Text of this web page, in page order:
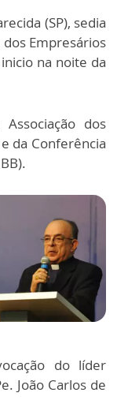
(SP), sedia
Empresários
na noite da
dos
da Conferência
do líder
João Carlos de